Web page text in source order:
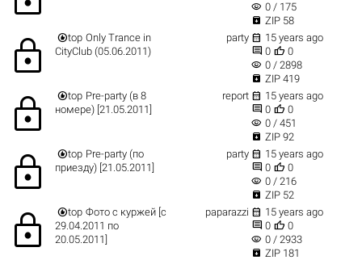
visibility 0 / 175
 ZIP 58
lock top Only Trance in
CityClub (05.06.2011)
party  15 years ago
 0  0
visibility 0 / 2898
 ZIP 419
lock top Pre-party (в 8
номере) [21.05.2011]
report  15 years ago
 0  0
visibility 0 / 451
 ZIP 92
lock top Pre-party (по
приезду) [21.05.2011]
party  15 years ago
 0  0
visibility 0 / 216
 ZIP 52
lock top Фото с куржей [с
29.04.2011 по
20.05.2011]
paparazzi  15 years ago
 0  0
visibility 0 / 2933
 ZIP 181